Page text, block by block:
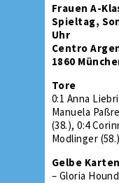
Frauen A-
Spieltag,
Uhr
Centro
1860
Tore
0:1 Anna
Manuela
(38.), 0:4
Modlinger (58.)
Gelbe Karten
– Gloria